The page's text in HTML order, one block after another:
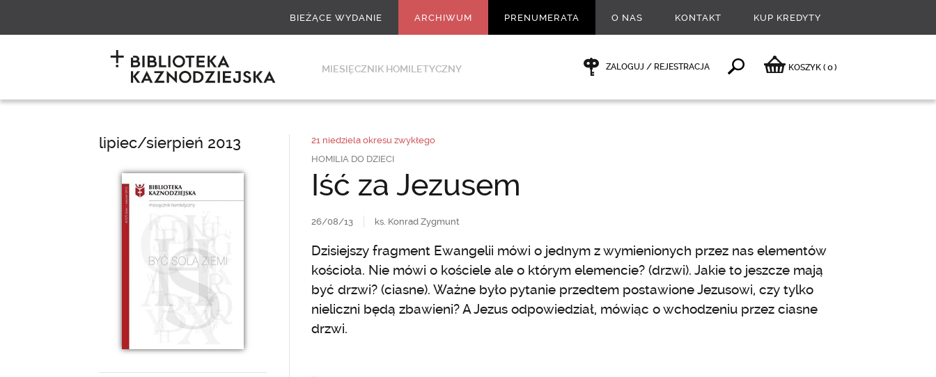
BIEŻĄCE WYDANIE ARCHIWUM PRENUMERATA O NAS KONTAKT KUP KREDYTY
MIESIĘCZNIK HOMILETYCZNY ZALOGUJ / REJESTRACJA KOSZYK ( 0)
lipiec/sierpień 2013
21 niedziela okresu zwykłego
HOMILIA DO DZIECI
Iść za Jezusem
26/08/13 ks. Konrad Zygmunt
Dzisiejszy fragment Ewangelii mówi o jednym z wymienionych przez nas elementów
kościoła. Nie mówi o kościele ale o którym elemencie? (drzwi). Jakie to jeszcze mają
być drzwi? (ciasne). Ważne było pytanie przedtem postawione Jezusowi, czy tylko
nieliczni będą zbawieni? A Jezus odpowiedział, mówiąc o wchodzeniu przez ciasne
drzwi.